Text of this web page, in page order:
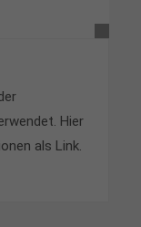
Hier
als Link.